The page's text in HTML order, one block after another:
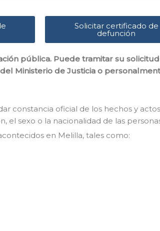
Solicitar certificado de
defunción
pública. Puede tramitar su
Ministerio de Justicia o
constancia oficial de los hechos y
el sexo o la nacionalidad de las
en Melilla, tales como: